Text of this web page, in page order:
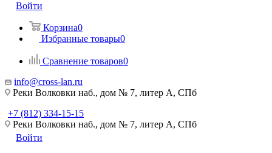
Войти
Корзина0
Избранные товары0
Сравнение товаров0
info@cross-lan.ru
Реки Волковки наб., дом № 7, литер А, СПб
+7 (812) 334-15-15
Реки Волковки наб., дом № 7, литер А, СПб
Войти